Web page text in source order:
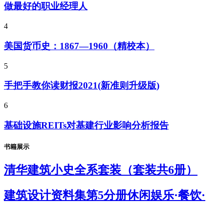
做最好的职业经理人
4
美国货币史：1867—1960（精校本）
5
手把手教你读财报2021(新准则升级版)
6
基础设施REITs对基建行业影响分析报告
书籍展示
清华建筑小史全系套装（套装共6册）
建筑设计资料集第5分册休闲娱乐·餐饮·